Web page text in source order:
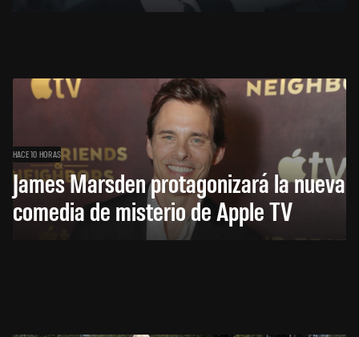
HACE 10 HORAS
James Marsden protagonizará la nueva
comedia de misterio de Apple TV